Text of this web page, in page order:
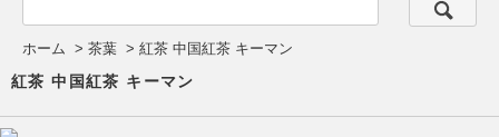
ホーム > 茶葉 > 紅茶 中国紅茶 キーマン
紅茶 中国紅茶 キーマン